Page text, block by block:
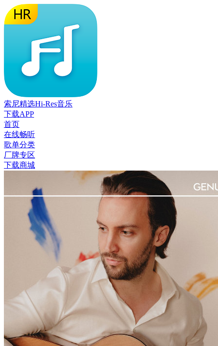
索尼精选Hi-Res音乐
下载APP
首页
在线畅听
歌单分类
厂牌专区
下载商城